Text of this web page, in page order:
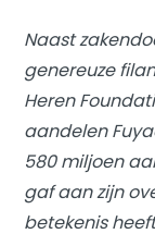
Naast
genereuze
Heren
aandelen
580 miljoen
gaf aan zijn
betekenis